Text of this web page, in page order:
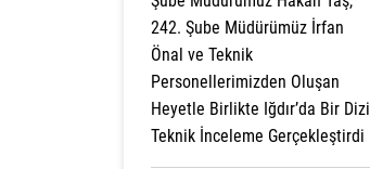
242. Şube Müdürümüz İrfan
Önal ve Teknik
Personellerimizden Oluşan
Heyetle Birlikte Iğdır’da Bir Dizi
Teknik İnceleme Gerçekleştirdi